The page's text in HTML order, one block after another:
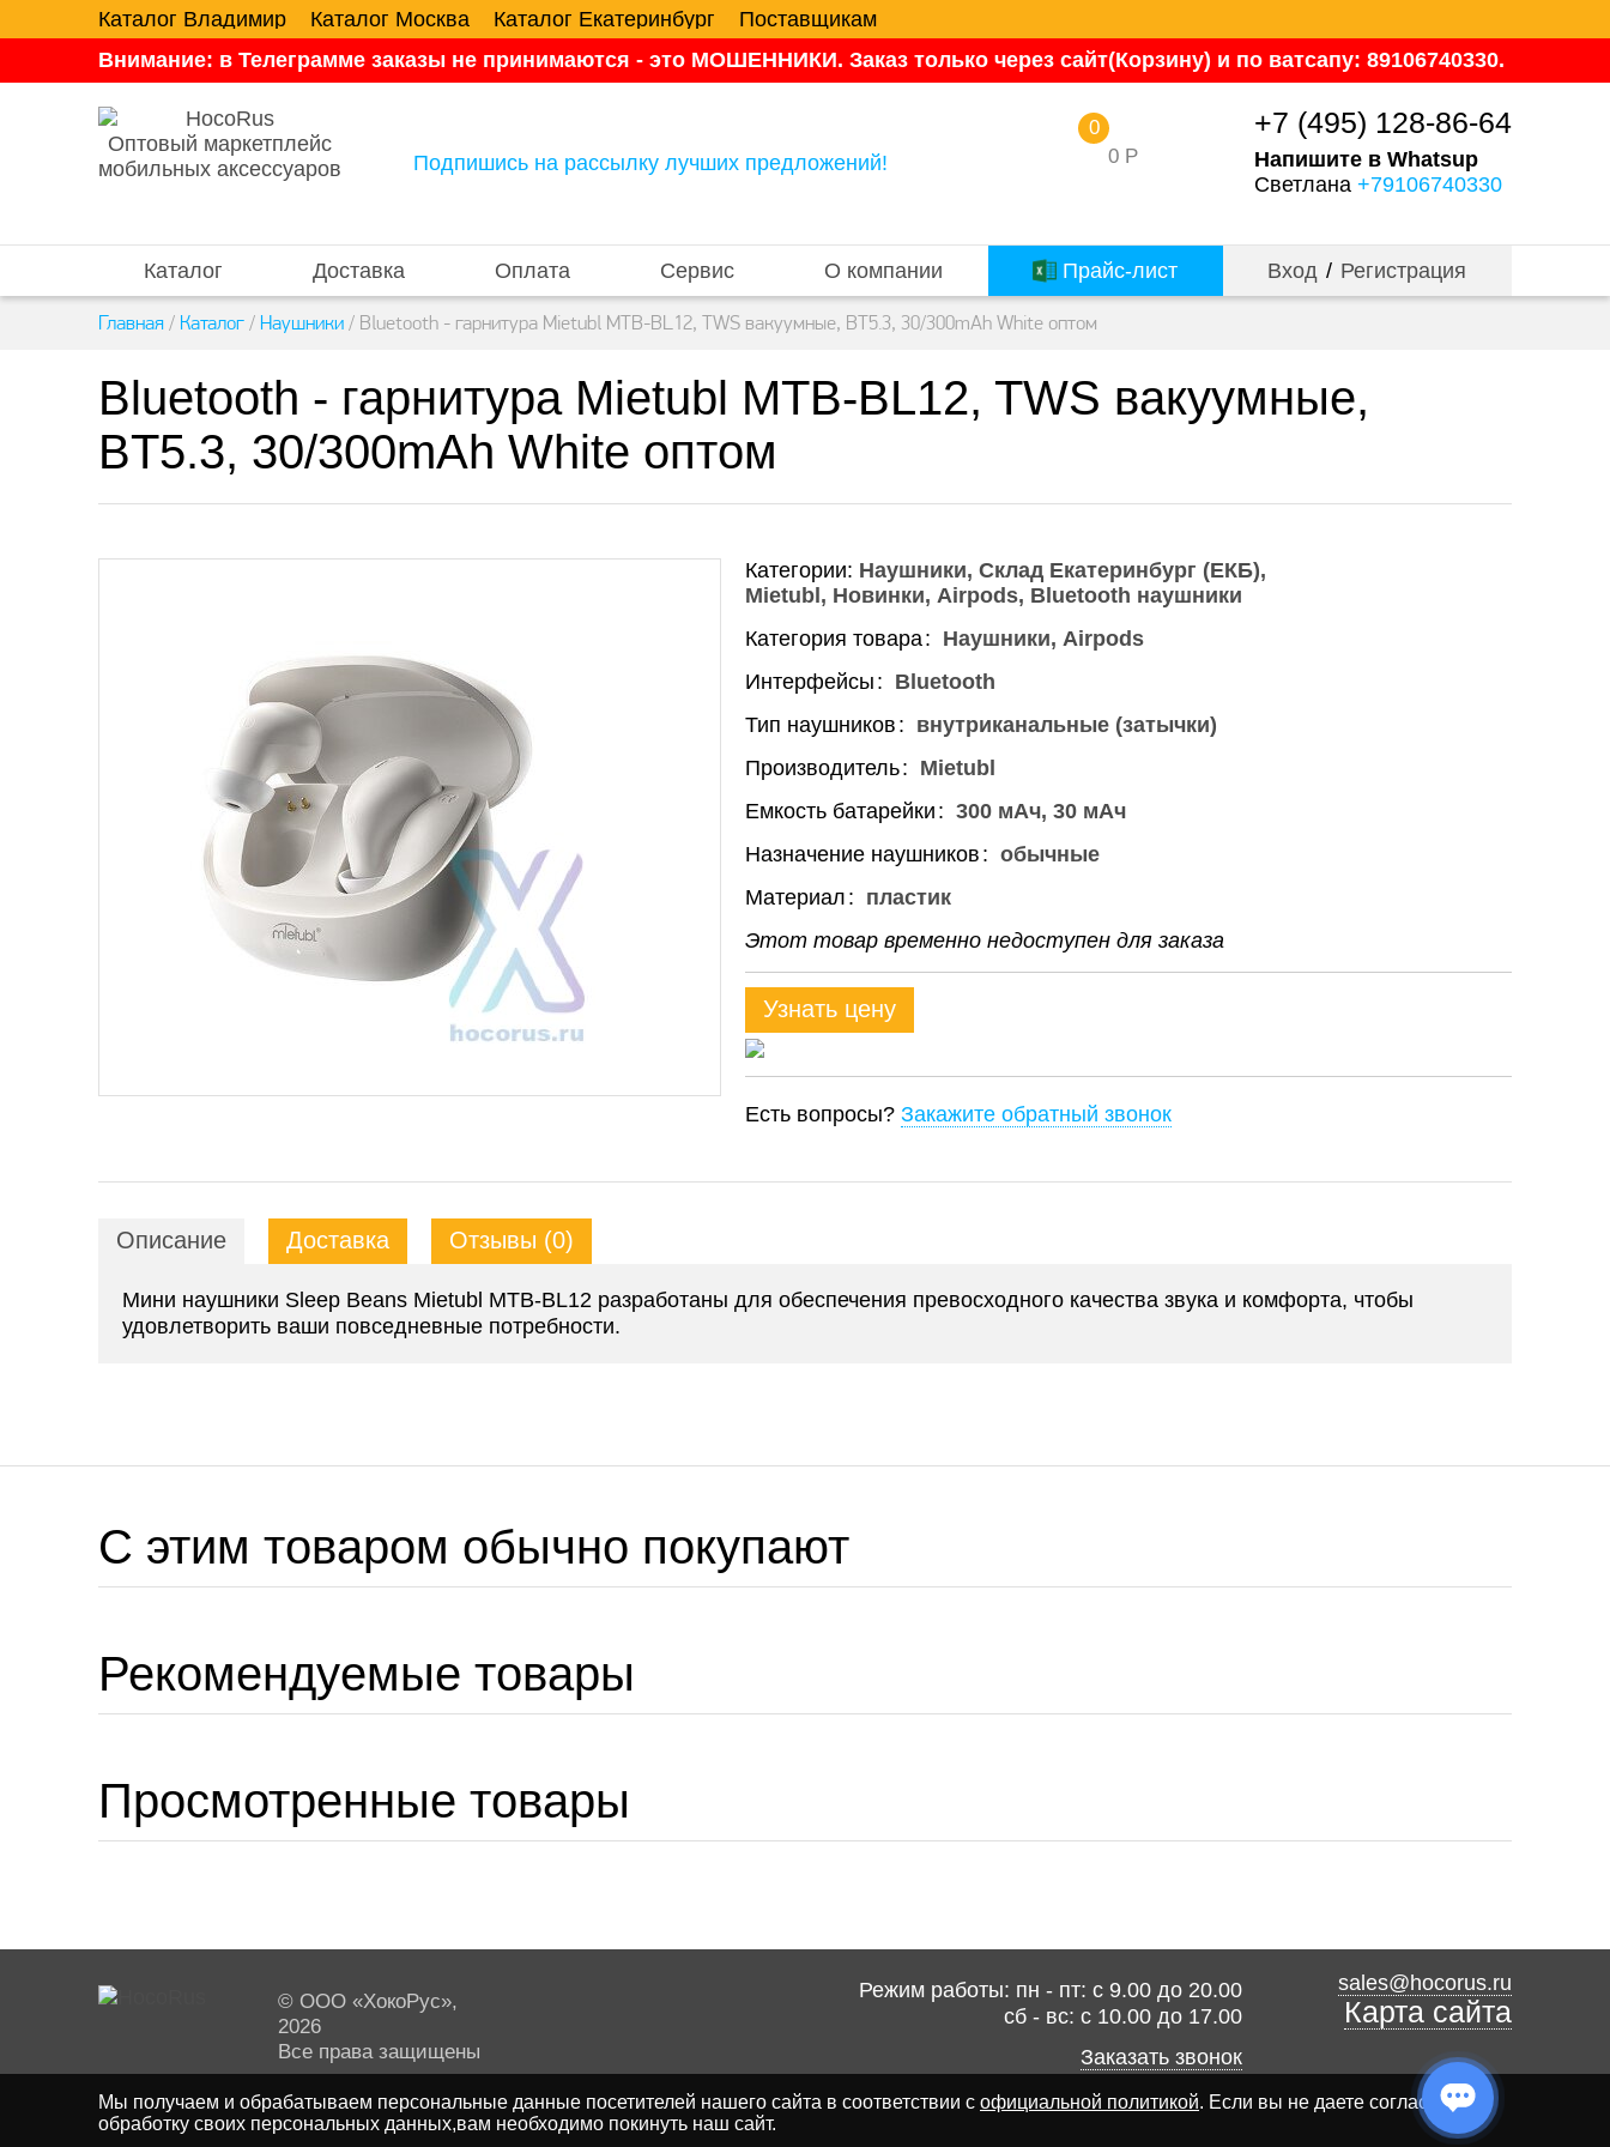
Каталог Владимир Каталог Москва Каталог Екатеринбург
Поставщикам
Внимание: в Телеграмме заказы не принимаются - это МОШЕННИКИ. Заказ только через сайт(Корзину) и по ватсапу: 89106740330.
Оптовый маркетплейс
мобильных аксессуаров
Подпишись на рассылку лучших предложений! 0 Р
0 +7 (495) 128-86-64
Напишите в Whatsup
Светлана +79106740330
Каталог Доставка Оплата Сервис О компании Прайс-лист Вход / Регистрация
Главная / Каталог / Наушники / Bluetooth - гарнитура Mietubl MTB-BL12, TWS вакуумные, BT5.3, 30/300mAh White оптом
Bluetooth - гарнитура Mietubl MTB-BL12, TWS вакуумные,
BT5.3, 30/300mAh White оптом
Категории: Наушники Склад Екатеринбург (ЕКБ)
Mietubl
Новинки Airpods Bluetooth наушники
Категория товара
Наушники, Airpods
Интерфейсы
Bluetooth
Тип наушников
внутриканальные (затычки)
Производитель
Mietubl
Емкость батарейки 300 мАч, 30 мАч
Назначение наушников обычные
Материал
пластик
Этот товар временно недоступен для заказа
Узнать цену
Есть вопросы? Закажите обратный звонок
Описание Доставка Отзывы (0)
Мини наушники Sleep Beans Mietubl MTB-BL12 разработаны для обеспечения превосходного качества звука и комфорта, чтобы
удовлетворить ваши повседневные потребности.
C этим товаром обычно покупают
Рекомендуемые товары
Просмотренные товары
© ООО «ХокоРус»,
2026
Все права защищены
Режим работы: пн - пт: с 9.00 до 20.00
сб - вс: с 10.00 до 17.00
Заказать звонок
sales@hocorus.ru
Карта сайта
Мы получаем и обрабатываем персональные данные посетителей нашего сайта в соответствии с официальной политикой. Если вы не даете согласия на
обработку своих персональных данных,вам необходимо покинуть наш сайт.